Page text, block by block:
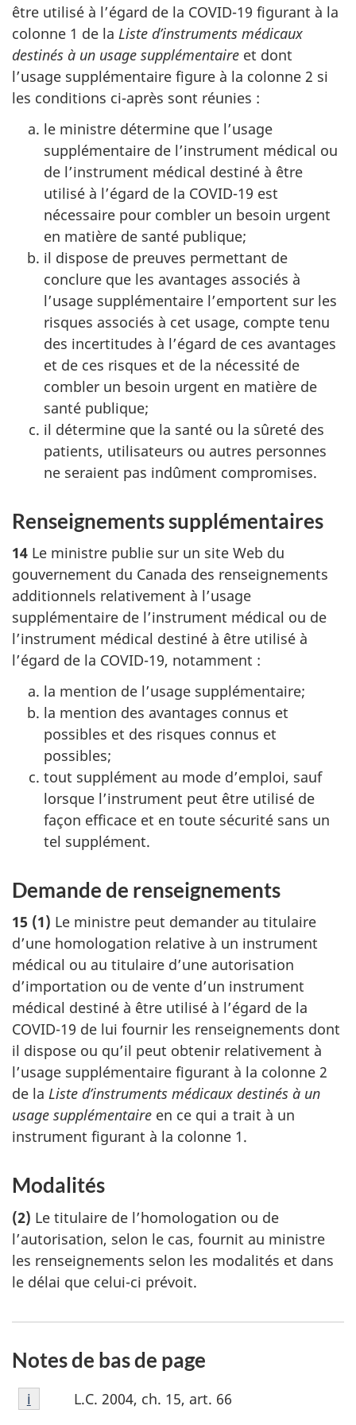
être utilisé à l’égard de la COVID-19 figurant à la
colonne 1 de la Liste d’instruments médicaux
destinés à un usage supplémentaire et dont
l’usage supplémentaire figure à la colonne 2 si
les conditions ci-après sont réunies :
le ministre détermine que l’usage
supplémentaire de l’instrument médical ou
de l’instrument médical destiné à être
utilisé à l’égard de la COVID-19 est
nécessaire pour combler un besoin urgent
en matière de santé publique;
il dispose de preuves permettant de
conclure que les avantages associés à
l’usage supplémentaire l’emportent sur les
risques associés à cet usage, compte tenu
des incertitudes à l’égard de ces avantages
et de ces risques et de la nécessité de
combler un besoin urgent en matière de
santé publique;
il détermine que la santé ou la sûreté des
patients, utilisateurs ou autres personnes
ne seraient pas indûment compromises.
Renseignements supplémentaires
14 Le ministre publie sur un site Web du
gouvernement du Canada des renseignements
additionnels relativement à l’usage
supplémentaire de l’instrument médical ou de
l’instrument médical destiné à être utilisé à
l’égard de la COVID-19, notamment :
la mention de l’usage supplémentaire;
la mention des avantages connus et
possibles et des risques connus et
possibles;
tout supplément au mode d’emploi, sauf
lorsque l’instrument peut être utilisé de
façon efficace et en toute sécurité sans un
tel supplément.
Demande de renseignements
15 (1) Le ministre peut demander au titulaire
d’une homologation relative à un instrument
médical ou au titulaire d’une autorisation
d’importation ou de vente d’un instrument
médical destiné à être utilisé à l’égard de la
COVID-19 de lui fournir les renseignements dont
il dispose ou qu’il peut obtenir relativement à
l’usage supplémentaire figurant à la colonne 2
de la Liste d’instruments médicaux destinés à un
usage supplémentaire en ce qui a trait à un
instrument figurant à la colonne 1.
Modalités
(2) Le titulaire de l’homologation ou de
l’autorisation, selon le cas, fournit au ministre
les renseignements selon les modalités et dans
le délai que celui-ci prévoit.
Notes de bas de page
Note
de
L.C. 2004, ch. 15, art. 66
Retour à la référence de la note de bas de page
i